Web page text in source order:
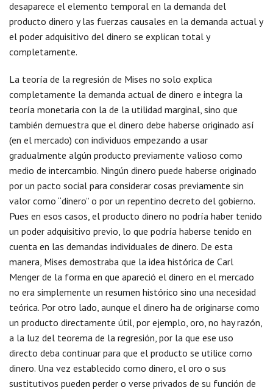
desaparece el elemento temporal en la demanda del
producto dinero y las fuerzas causales en la demanda actual y
el poder adquisitivo del dinero se explican total y
completamente.
La teoría de la regresión de Mises no solo explica
completamente la demanda actual de dinero e integra la
teoría monetaria con la de la utilidad marginal, sino que
también demuestra que el dinero debe haberse originado así
(en el mercado) con individuos empezando a usar
gradualmente algún producto previamente valioso como
medio de intercambio. Ningún dinero puede haberse originado
por un pacto social para considerar cosas previamente sin
valor como “dinero” o por un repentino decreto del gobierno.
Pues en esos casos, el producto dinero no podría haber tenido
un poder adquisitivo previo, lo que podría haberse tenido en
cuenta en las demandas individuales de dinero. De esta
manera, Mises demostraba que la idea histórica de Carl
Menger de la forma en que apareció el dinero en el mercado
no era simplemente un resumen histórico sino una necesidad
teórica. Por otro lado, aunque el dinero ha de originarse como
un producto directamente útil, por ejemplo, oro, no hay razón,
a la luz del teorema de la regresión, por la que ese uso
directo deba continuar para que el producto se utilice como
dinero. Una vez establecido como dinero, el oro o sus
sustitutivos pueden perder o verse privados de su función de